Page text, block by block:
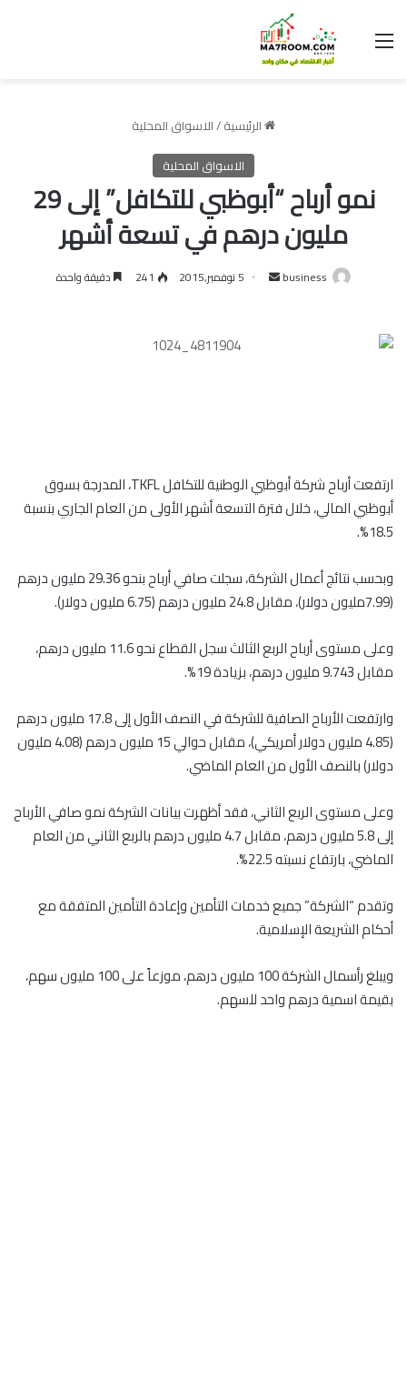
القائمة
الرئيسية/الاسواق المحلية
الاسواق المحلية
نمو أرباح “أبوظبي للتكافل” إلى 29
مليون درهم في تسعة أشهر
business
أرسل 5 نوفمبر,2015 241 دقيقة واحدة
ارتفعت أرباح شركة أبوظبي الوطنية للتكافل TKFL، المدرجة بسوق
أبوظبي المالي، خلال فترة التسعة أشهر الأولى من العام الجاري بنسبة
18.5%.
وبحسب نتائج أعمال الشركة، سجلت صافي أرباح بنحو 29.36 مليون درهم
(7.99مليون دولار)، مقابل 24.8 مليون درهم (6.75 مليون دولار).
وعلى مستوى أرباح الربع الثالث سجل القطاع نحو 11.6 مليون درهم،
مقابل 9.743 مليون درهم، بزيادة 19%.
وارتفعت الأرباح الصافية للشركة في النصف الأول إلى 17.8 مليون درهم
(4.85 مليون دولار أمريكي)، مقابل حوالي 15 مليون درهم (4.08 مليون
دولار) بالنصف الأول من العام الماضي.
وعلى مستوى الربع الثاني، فقد أظهرت بيانات الشركة نمو صافي الأرباح
إلى 5.8 مليون درهم، مقابل 4.7 مليون درهم بالربع الثاني من العام
الماضي، بارتفاع نسبته 22.5%.
وتقدم “الشركة” جميع خدمات التأمين وإعادة التأمين المتفقة مع
أحكام الشريعة الإسلامية.
ويبلغ رأسمال الشركة 100 مليون درهم، موزعاً على 100 مليون سهم،
بقيمة اسمية درهم واحد للسهم.